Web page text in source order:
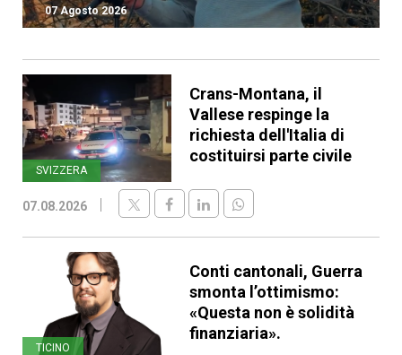
07 Agosto 2026
SVIZZERA
Crans-Montana, il
Vallese respinge la
richiesta dell'Italia di
costituirsi parte civile
07.08.2026
TICINO
Conti cantonali, Guerra
smonta l’ottimismo:
«Questa non è solidità
finanziaria».